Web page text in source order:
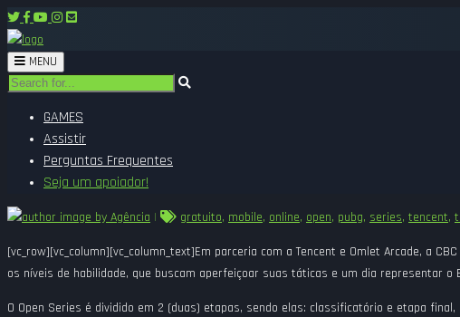
Toggle
navigation
MENU
GAMES
Assistir
Perguntas Frequentes
Seja um apoiador!
by Agência | gratuito, mobile, online, open, pubg, series, tencent,
[vc_row][vc_column][vc_column_text]Em parceria com a Tencent e Omlet Arcade, a
os níveis de habilidade, que buscam aperfeiçoar suas táticas e um dia representar
O Open Series é dividido em 2 (duas) etapas, sendo elas: classificatório e etapa